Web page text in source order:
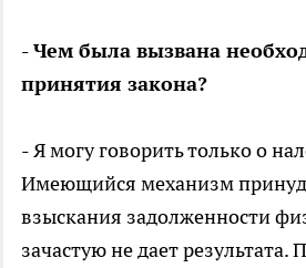
- Чем была вызвана
принятия закона?
- Я могу говорить только о
Имеющийся механизм
взыскания задолженности
зачастую не дает результата.